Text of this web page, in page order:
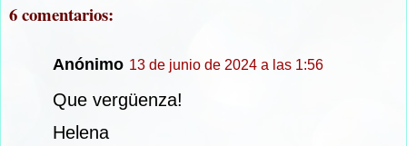
6 comentarios:
Anónimo 13 de junio de 2024 a las 1:56
Que vergüenza!
Helena